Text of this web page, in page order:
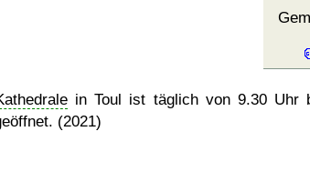
in Toul ist täglich von 9.30 Uhr
(2021)